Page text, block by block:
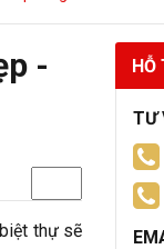
-
thự sẽ
HỖ
TƯ